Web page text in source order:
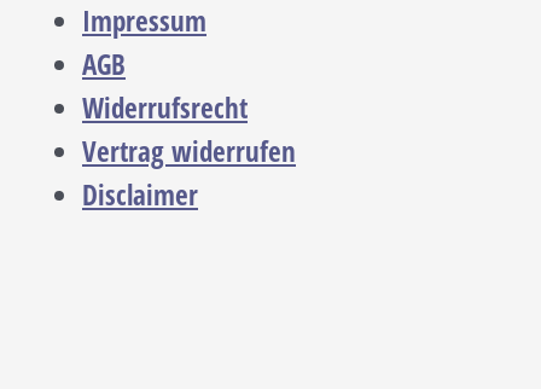
Impressum
AGB
Widerrufsrecht
Vertrag widerrufen
Disclaimer